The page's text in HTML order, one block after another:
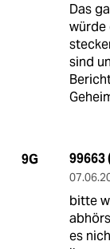
Das
würde
sind
9G
bitte
es